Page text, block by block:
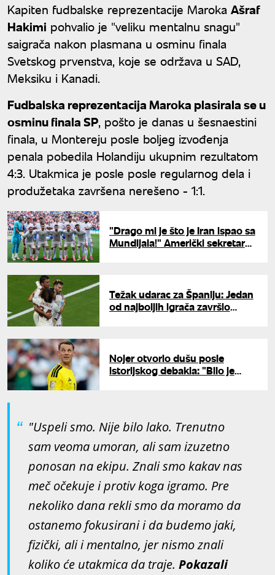
Kapiten fudbalske reprezentacije Maroka Ašraf
Hakimi pohvalio je "veliku mentalnu snagu"
saigrača nakon plasmana u osminu finala
Svetskog prvenstva, koje se održava u SAD,
Meksiku i Kanadi.
Fudbalska reprezentacija Maroka plasirala se u
osminu finala SP, pošto je danas u šesnaestini
finala, u Montereju posle boljeg izvođenja
penala pobedila Holandiju ukupnim rezultatom
4:3. Utakmica je posle posle regularnog dela i
produžetaka završena nerešeno - 1:1.
"Drago mi je što je Iran ispao sa
Mundijala!" Američki sekretar
Težak udarac za Španiju: Jedan
od najboljih igrača završio
Nojer otvorio dušu posle
istorijskog debakla: "Bilo je
"Uspeli smo. Nije bilo lako. Trenutno
sam veoma umoran, ali sam izuzetno
ponosan na ekipu. Znali smo kakav nas
meč očekuje i protiv koga igramo. Pre
nekoliko dana rekli smo da moramo da
ostanemo fokusirani i da budemo jaki,
fizički, ali i mentalno, jer nismo znali
koliko će utakmica da traje. Pokazali